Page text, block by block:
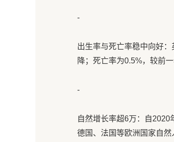
-
出生率与死亡率稳中向好
降；死亡率为0.5%，较前
-
自然增长率超6万：自2020
德国、法国等欧洲国家自然